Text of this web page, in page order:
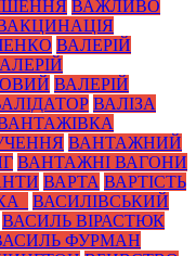
ВАЖЛИВО
ВАЛЕРІЙ
ВАЛЕРІЙ
ВАЛІЗА
ВАНТАЖНИЙ
ВАНТАЖНІ ВАГОНИ
ВАРТА ВАРТІСТЬ
ВАСИЛІВСЬКИЙ
ВАСИЛЬ ВІРАСТЮК
ФУРМАН